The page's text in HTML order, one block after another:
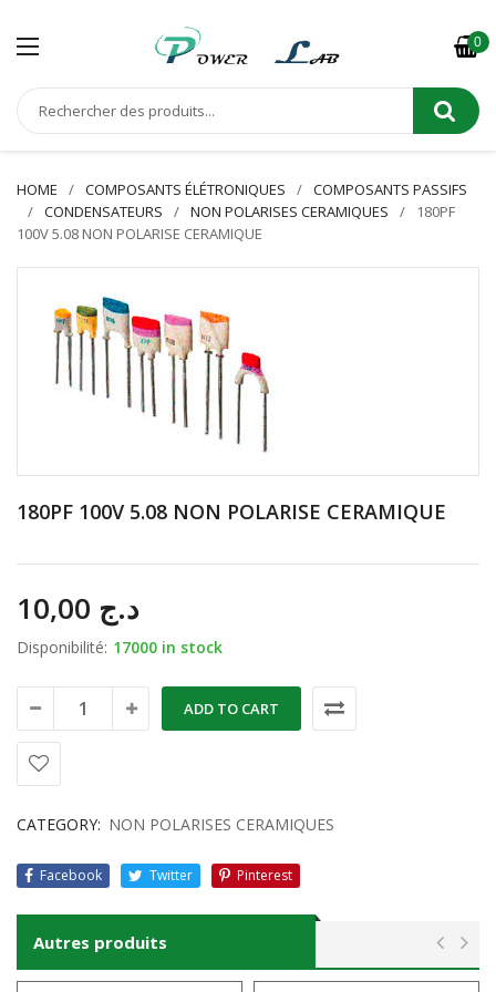
0
HOME COMPOSANTS ÉLÉTRONIQUES
COMPOSANTS PASSIFS
CONDENSATEURS
NON POLARISES CERAMIQUES
180PF
100V 5.08 NON POLARISE CERAMIQUE
180PF 100V 5.08 NON POLARISE CERAMIQUE
د.ج
Disponibilité: 17000 in stock
ADD TO CART
CATEGORY: NON POLARISES CERAMIQUES
Facebook Twitter Pinterest
Autres produits